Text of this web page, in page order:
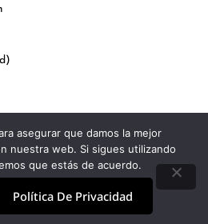
asegurar que damos la mejor
nuestra web. Si sigues utilizando
que estás de acuerdo.
Política De Privacidad